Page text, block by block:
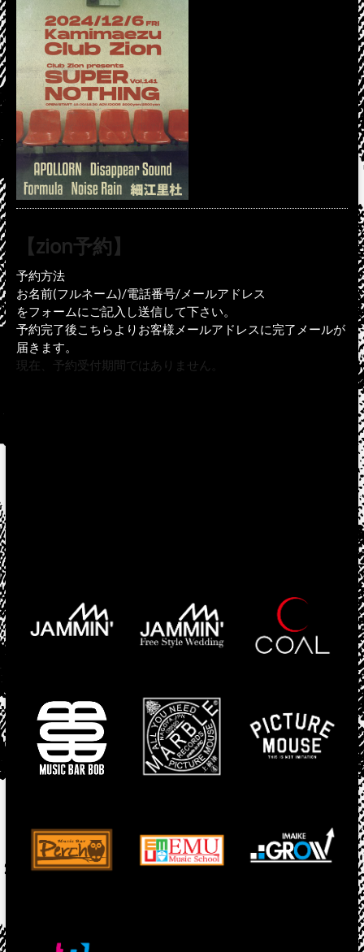
【zion予約】
予約方法
お名前(フルネーム)/電話番号/メールアドレス
をフォームにご記入し送信して下さい。
予約完了後こちらよりお客様メールアドレスに完了メールが
届きます。
現在、予約受付期間ではありません。